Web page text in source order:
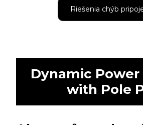
Riešenia chýb
Dynamic
with Pole